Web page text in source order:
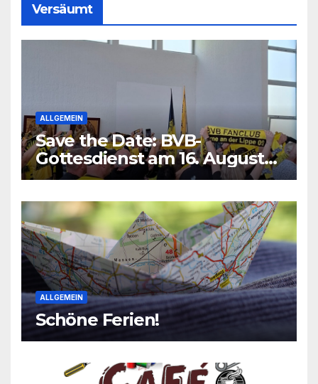
Versäumt
ALLGEMEIN
Save the Date: BVB-
Gottesdienst am 16. August
2026
ALLGEMEIN
Schöne Ferien!